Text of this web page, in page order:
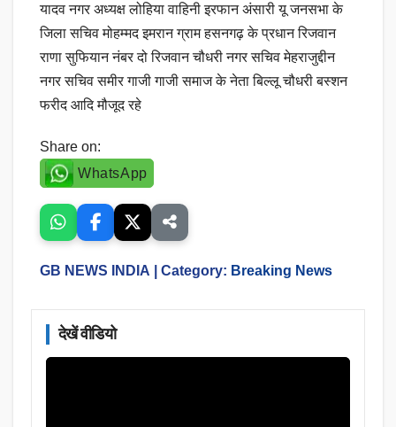
यादव नगर अध्यक्ष लोहिया वाहिनी इरफान अंसारी यू जनसभा के
जिला सचिव मोहम्मद इमरान ग्राम हसनगढ़ के प्रधान रिजवान
राणा सुफियान नंबर दो रिजवान चौधरी नगर सचिव मेहराजुद्दीन
नगर सचिव समीर गाजी गाजी समाज के नेता बिल्लू चौधरी बस्शन
फरीद आदि मौजूद रहे
Share on:
WhatsApp
GB NEWS INDIA | Category: Breaking News
देखें वीडियो